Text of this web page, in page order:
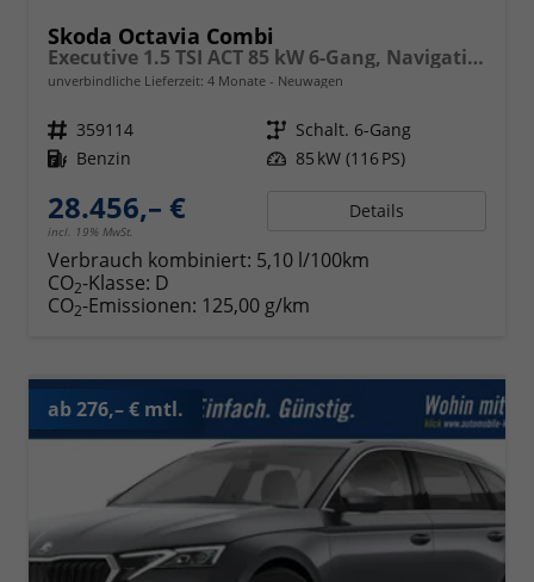
Skoda Octavia Combi
Executive 1.5 TSI ACT 85 kW 6-Gang, Navigationssystem, 17 Zoll Alufelgen, ACC, PDC, Klimaautomatik, Phone Box, Reserverad, Full LED, 4 Jahre Garantie,
unverbindliche Lieferzeit: 4 Monate Neuwagen
Fahrzeugnr. 359114 Getriebe Schalt. 6-Gang
Kraftstoff Benzin Leistung 85 kW (116 PS)
28.456,– €
incl. 19% MwSt.
Details
Verbrauch kombiniert: 5,10 l/100km
CO2-Klasse: D
CO2-Emissionen: 125,00 g/km
ab 276,– € mtl.